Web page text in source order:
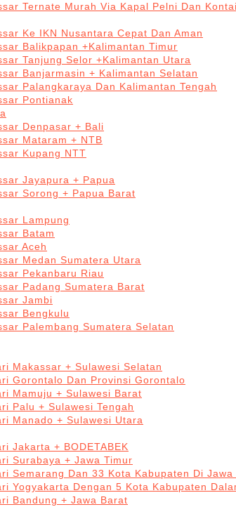
Ternate Murah Via Kapal Pelni Dan
Ke IKN Nusantara Cepat Dan Aman
Balikpapan +Kalimantan Timur
Tanjung Selor +Kalimantan Utara
Banjarmasin + Kalimantan Selatan
Palangkaraya Dan Kalimantan Tengah
Pontianak
Denpasar + Bali
Mataram + NTB
Kupang NTT
Jayapura + Papua
Sorong + Papua Barat
Lampung
Batam
Aceh
Medan Sumatera Utara
Pekanbaru Riau
Padang Sumatera Barat
Jambi
Bengkulu
Palembang Sumatera Selatan
Makassar + Sulawesi Selatan
Gorontalo Dan Provinsi Gorontalo
Mamuju + Sulawesi Barat
Palu + Sulawesi Tengah
Manado + Sulawesi Utara
Jakarta + BODETABEK
Surabaya + Jawa Timur
Semarang Dan 33 Kota Kabupaten Di Jawa
Yogyakarta Dengan 5 Kota Kabupaten
Bandung + Jawa Barat